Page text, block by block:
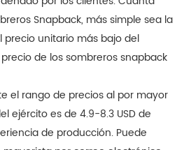
Snapback, más simple sea la
unitario más bajo del
de los sombreros snapback
el rango de precios al por mayor
ejército es de 4.9-8.3 USD de
de producción. Puede